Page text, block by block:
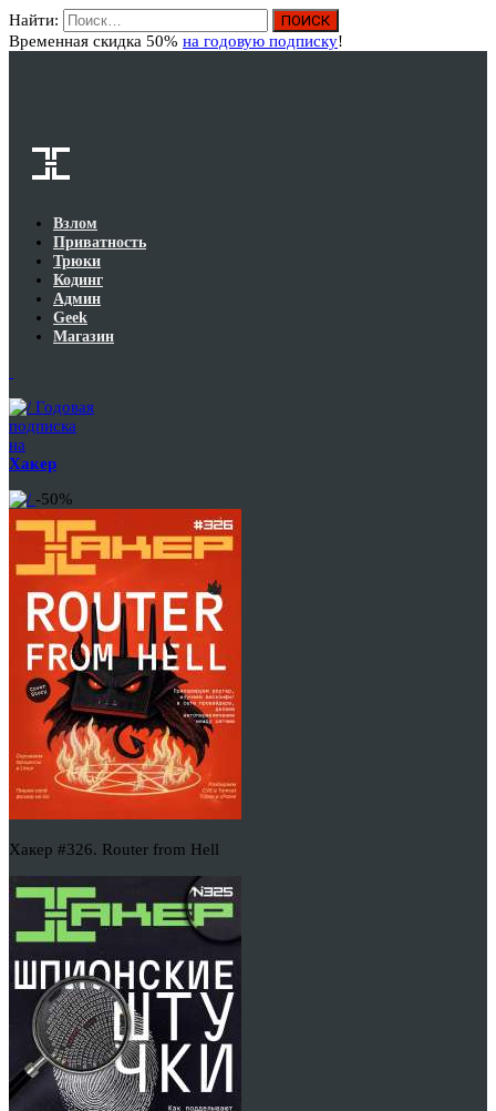
Найти:
Временная скидка 50% на годовую подписку!
Взлом
Приватность
Трюки
Кодинг
Админ
Geek
Магазин
Годовая
подписка
на
Хакер
-50%
Хакер #326. Router from Hell